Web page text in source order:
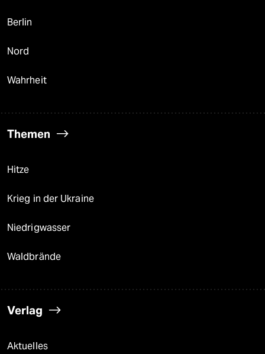
Berlin
Nord
Wahrheit
Themen
Hitze
Krieg in der Ukraine
Niedrigwasser
Waldbrände
Verlag
Aktuelles